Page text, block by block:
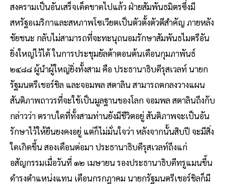
สงครามเป็นอันเสร็จเด็ดขาดไปแล้ว ฝ่ายสัมพันธมิตรซึ่งมี
สหรัฐอเมริกาและสหภาพโซเวียตเป็นตัวตั้งตัวตีสำคัญ ภายหลัง
ชัยชนะ กลับไม่สามารถที่จะทะนุถนอมรักษาสัมพันธไมตรีอัน
ยิ่งใหญ่ไว้ได้ ในการประชุมยัลต้าตอนต้นเดือนกุมภาพันธ์
๒๔๘๘ ผู้นำผู้ใหญ่ยิ่งทั้งสาม คือ ประธานาธิบดีรุสเวลท์ นายก
รัฐมนตรีเชอร์ชิล และจอมพล สตาลิน สามารถตกลงวางแผน
สันติภาพถาวรที่จะใช้เป็นมูลฐานของโลก จอมพล สตาลินถึงกับ
กล่าวว่า ตราบใดที่ทั้งสามท่านยังมีชีวิตอยู่ สันติภาพจะเป็นอัน
รักษาไว้ให้ยืนยงคงอยู่ แต่ก็ไม่มั่นใจว่า หลังจากนั้นสิบปี จะมีสิ่ง
ใดเกิดขึ้น สองเดือนต่อมา ประธานาธิบดีรุสเวลท์ถึงแก่
อสัญกรรมเมื่อวันที่ ๑๒ เมษายน รองประธานาธิบดีทรูแมนขึ้น
ดำรงตำแหน่งแทน เดือนกรกฎาคม นายกรัฐมนตรีเชอร์ชิลก็มี